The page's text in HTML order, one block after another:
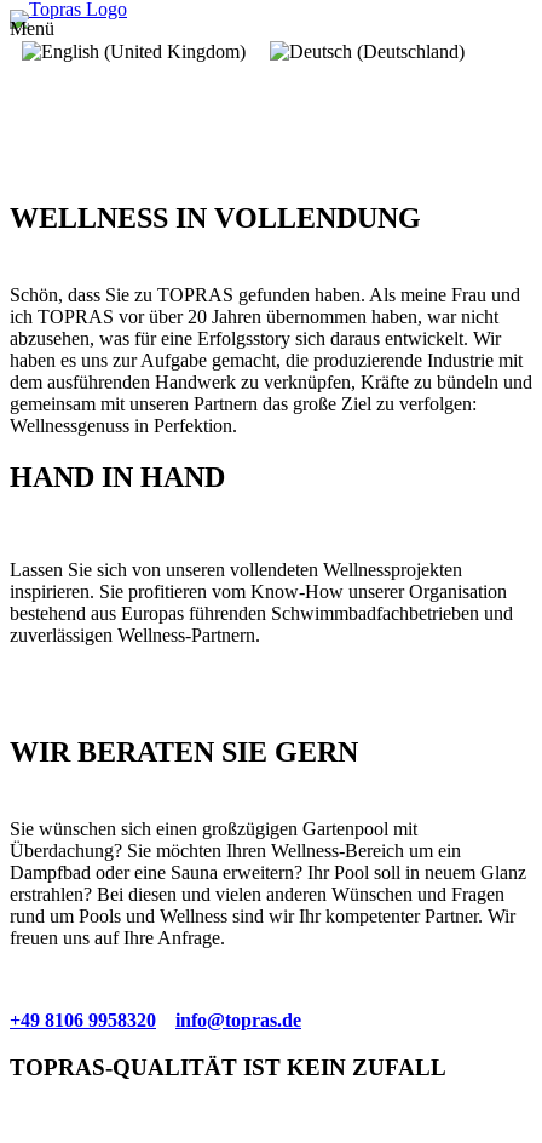
Menü
WELLNESS IN VOLLENDUNG
Schön, dass Sie zu TOPRAS gefunden haben. Als meine Frau und
ich TOPRAS vor über 20 Jahren übernommen haben, war nicht
abzusehen, was für eine Erfolgsstory sich daraus entwickelt. Wir
haben es uns zur Aufgabe gemacht, die produzierende Industrie mit
dem ausführenden Handwerk zu verknüpfen, Kräfte zu bündeln und
gemeinsam mit unseren Partnern das große Ziel zu verfolgen:
Wellnessgenuss in Perfektion.
HAND IN HAND
Lassen Sie sich von unseren vollendeten Wellnessprojekten
inspirieren. Sie profitieren vom Know-How unserer Organisation
bestehend aus Europas führenden Schwimmbadfachbetrieben und
zuverlässigen Wellness-Partnern.
WIR BERATEN SIE GERN
Sie wünschen sich einen großzügigen Gartenpool mit
Überdachung? Sie möchten Ihren Wellness-Bereich um ein
Dampfbad oder eine Sauna erweitern? Ihr Pool soll in neuem Glanz
erstrahlen? Bei diesen und vielen anderen Wünschen und Fragen
rund um Pools und Wellness sind wir Ihr kompetenter Partner. Wir
freuen uns auf Ihre Anfrage.
+49 8106 9958320 info@topras.de
TOPRAS-QUALITÄT IST KEIN ZUFALL